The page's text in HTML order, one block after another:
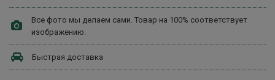
Все фото мы делаем сами. Товар на 100% соответствует
изображению.
Быстрая доставка